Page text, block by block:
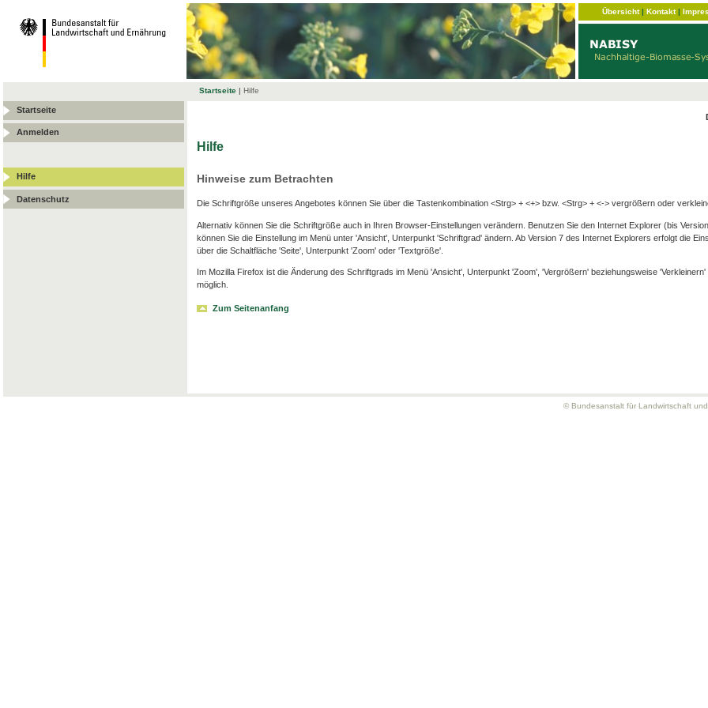
Übersicht| Kontakt|
Startseite | Hilfe
Startseite
Anmelden
Hilfe
Datenschutz
Hilfe
Hinweise zum Betrachten
Die Schriftgröße unseres Angebotes können Sie über die Tastenkombination <Strg> + <+> bzw. <Strg> + <-> vergrößern oder
Alternativ können Sie die Schriftgröße auch in Ihren Browser-Einstellungen verändern. Benutzen Sie den Internet Explorer (bis
können Sie die Einstellung im Menü unter 'Ansicht', Unterpunkt 'Schriftgrad' ändern. Ab Version 7 des Internet Explorers erfolgt die
über die Schaltfläche 'Seite', Unterpunkt 'Zoom' oder 'Textgröße'.
Im Mozilla Firefox ist die Änderung des Schriftgrads im Menü 'Ansicht', Unterpunkt 'Zoom', 'Vergrößern' beziehungsweise 'Verkleinern'
möglich.
Zum Seitenanfang
© Bundesanstalt für Landwirtschaft